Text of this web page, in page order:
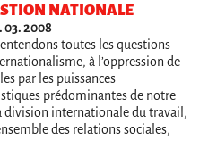
NATIONALE
2008
toutes les questions
à l’oppression de
par les puissances
prédominantes de notre
division internationale du travail,
des relations sociales,